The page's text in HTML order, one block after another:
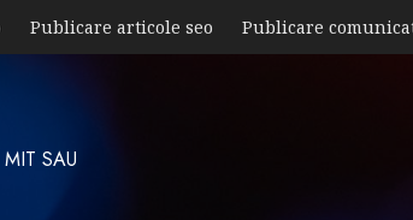
Publicare articole seo Publicare
SAU